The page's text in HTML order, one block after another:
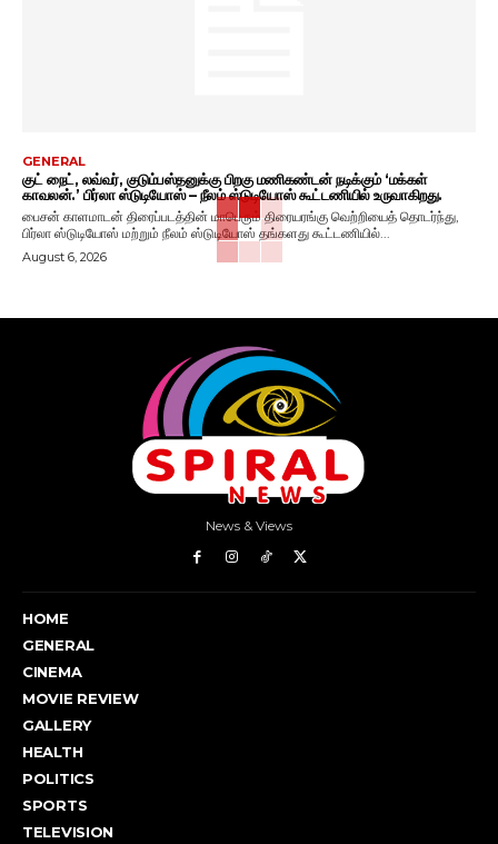
GENERAL
குட் நைட், லவ்வர், குடும்பஸ்தனுக்கு பிறகு மணிகண்டன் நடிக்கும் ‘மக்கள்
காவலன்.’ பிர்லா ஸ்டுடியோஸ் – நீலம் ஸ்டுடியோஸ் கூட்டணியில் உருவாகிறது.
பைசன் காளமாடன் திரைப்படத்தின் மாபெரும் திரையரங்கு வெற்றியைத் தொடர்ந்து,
பிர்லா ஸ்டுடியோஸ் மற்றும் நீலம் ஸ்டுடியோஸ் தங்களது கூட்டணியில்...
August 6, 2026
News & Views
HOME
GENERAL
CINEMA
MOVIE REVIEW
GALLERY
HEALTH
POLITICS
SPORTS
TELEVISION